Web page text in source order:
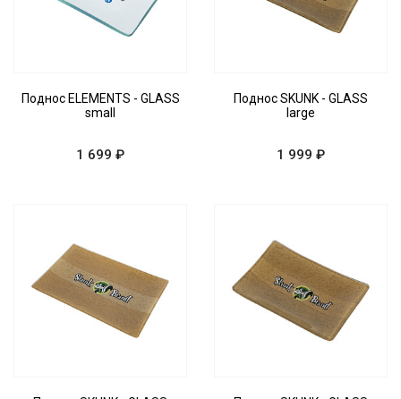
Поднос ELEMENTS - GLASS
small
1 699 ₽
Поднос SKUNK - GLASS
large
1 999 ₽